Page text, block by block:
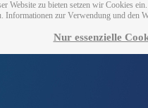
Website zu bieten setzen wir Cookies
Informationen zur Verwendung und den
Nur essenzielle